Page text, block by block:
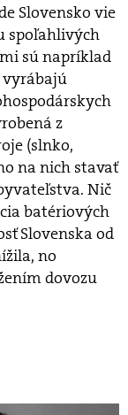
Slovensko vie
spoľahlivých
sú napríklad
vyrábajú
z
(slnko,
na nich stavať
Nič
batériových
Slovenska od
no
dovozu